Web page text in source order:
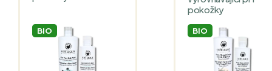
BIO
pokožky
BIO